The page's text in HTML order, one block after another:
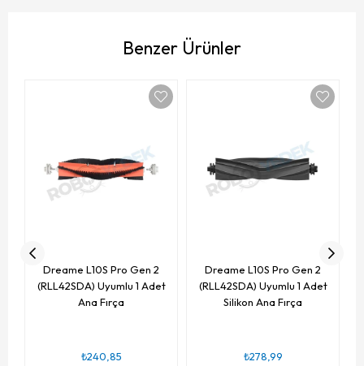
Benzer Ürünler
Dreame L10S Pro Gen 2
(RLL42SDA) Uyumlu 1 Adet
Ana Fırça
₺240,85
Dreame L10S Pro Gen 2
(RLL42SDA) Uyumlu 1 Adet
Silikon Ana Fırça
₺278,99